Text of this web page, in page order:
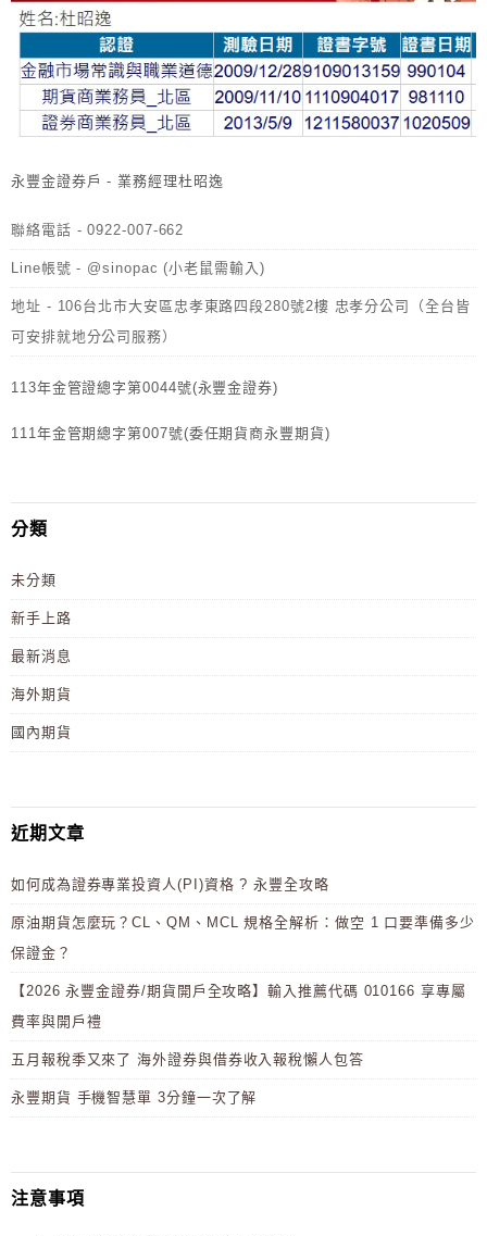
永豐金證券戶 - 業務經理杜昭逸
聯絡電話 - 0922-007-662
Line帳號 - @sinopac (小老鼠需輸入)
地址 - 106台北市大安區忠孝東路四段280號2樓 忠孝分公司（全台皆
可安排就地分公司服務）
113年金管證總字第0044號(永豐金證券)
111年金管期總字第007號(委任期貨商永豐期貨)
分類
未分類
新手上路
最新消息
海外期貨
國內期貨
近期文章
如何成為證券專業投資人(PI)資格 ? 永豐全攻略
原油期貨怎麼玩？CL、QM、MCL 規格全解析：做空 1 口要準備多少
保證金？
【2026 永豐金證券/期貨開戶全攻略】輸入推薦代碼 010166 享專屬
費率與開戶禮
五月報稅季又來了 海外證券與借券收入報稅懶人包答
永豐期貨 手機智慧單 3分鐘一次了解
注意事項